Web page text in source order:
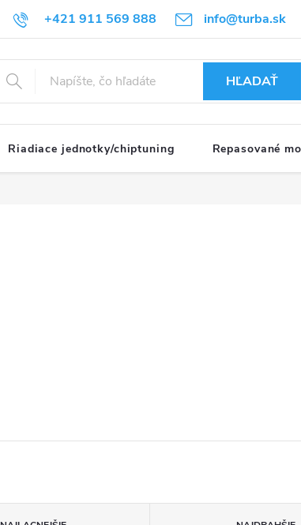
+421 911 569 888 info@turba.sk
GDPR
HĽADAŤ
Riadiace jednotky/chiptuning Repasované